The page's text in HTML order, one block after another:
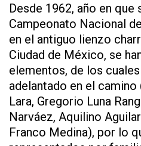
Desde 1962, año en que
Campeonato Nacional
en el antiguo lienzo
Ciudad de México, se
elementos, de los
adelantado en el
Lara, Gregorio Luna
Narváez, Aquilino
Franco Medina), por lo